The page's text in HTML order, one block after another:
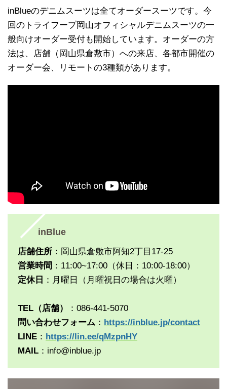
inBlueのデニムスーツは全てオーダースーツです。今
回のトライフープ岡山オフィシャルデニムスーツの一
般向けオーダー受付も開始しています。オーダーの方
法は、店舗（岡山県倉敷市）への来店、各都市開催の
オーダー会、リモートの3種類があります。
inBlue
店舗住所 ：岡山県倉敷市阿知2丁目17-25
営業時間 ：11:00~17:00（休日：10:00-18:00）
定休日 ：月曜日（月曜祝日の場合は火曜）
TEL（店舗）
：086-441-5070
問い合わせフォーム ： https://inblue.jp/contact
LINE ： https://lin.ee/qMzpnHY
MAIL ：info@inblue.jp